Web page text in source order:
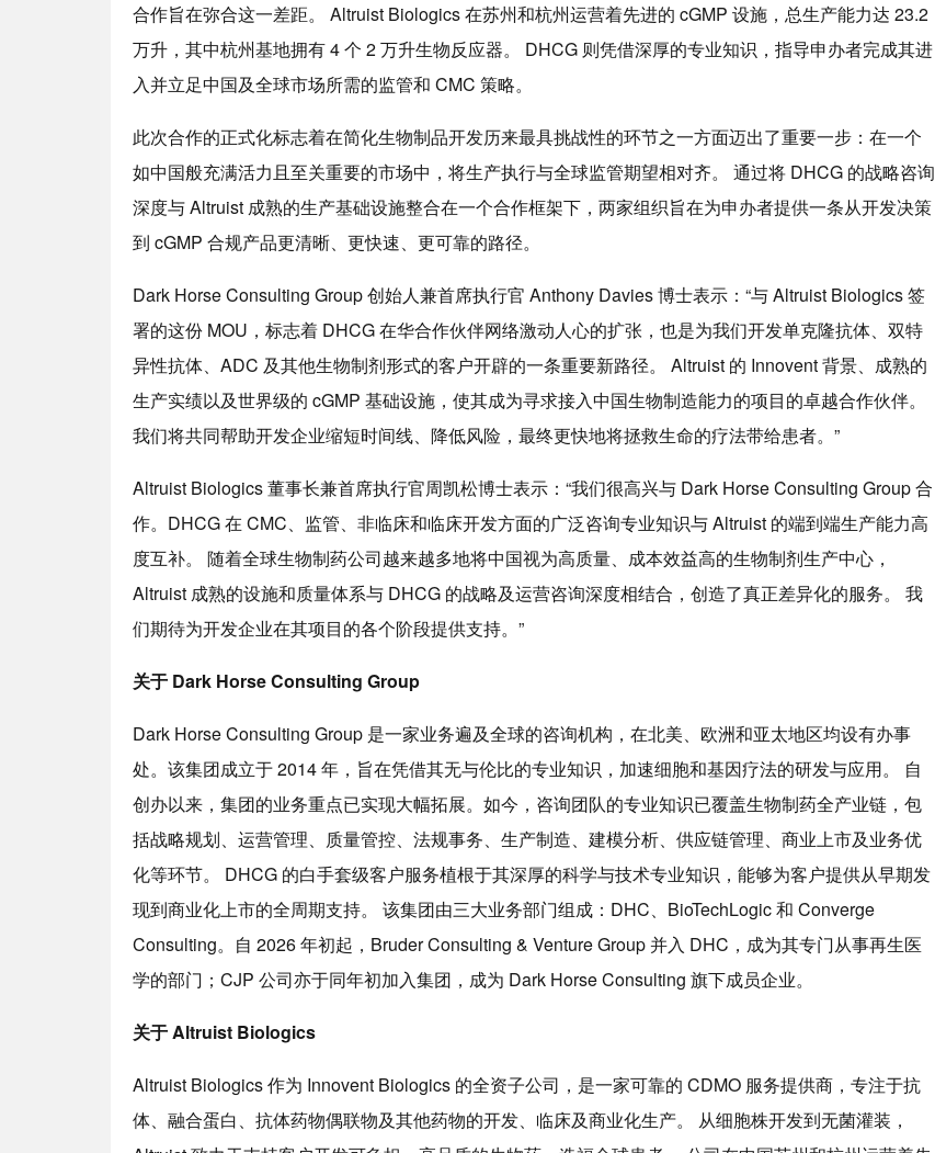
合作旨在弥合这一差距。 Altruist Biologics 在苏州和杭州运营着先进的 cGMP 设施，总生产能力达 23.2
万升，其中杭州基地拥有 4 个 2 万升生物反应器。 DHCG 则凭借深厚的专业知识，指导申办者完成其进
入并立足中国及全球市场所需的监管和 CMC 策略。
此次合作的正式化标志着在简化生物制品开发历来最具挑战性的环节之一方面迈出了重要一步：在一个
如中国般充满活力且至关重要的市场中，将生产执行与全球监管期望相对齐。 通过将 DHCG 的战略咨询
深度与 Altruist 成熟的生产基础设施整合在一个合作框架下，两家组织旨在为申办者提供一条从开发决策
到 cGMP 合规产品更清晰、更快速、更可靠的路径。
Dark Horse Consulting Group 创始人兼首席执行官 Anthony Davies 博士表示：“与 Altruist Biologics 签
署的这份 MOU，标志着 DHCG 在华合作伙伴网络激动人心的扩张，也是为我们开发单克隆抗体、双特
异性抗体、ADC 及其他生物制剂形式的客户开辟的一条重要新路径。 Altruist 的 Innovent 背景、成熟的
生产实绩以及世界级的 cGMP 基础设施，使其成为寻求接入中国生物制造能力的项目的卓越合作伙伴。
我们将共同帮助开发企业缩短时间线、降低风险，最终更快地将拯救生命的疗法带给患者。”
Altruist Biologics 董事长兼首席执行官周凯松博士表示：“我们很高兴与 Dark Horse Consulting Group 合
作。DHCG 在 CMC、监管、非临床和临床开发方面的广泛咨询专业知识与 Altruist 的端到端生产能力高
度互补。 随着全球生物制药公司越来越多地将中国视为高质量、成本效益高的生物制剂生产中心，
Altruist 成熟的设施和质量体系与 DHCG 的战略及运营咨询深度相结合，创造了真正差异化的服务。 我
们期待为开发企业在其项目的各个阶段提供支持。”
关于 Dark Horse Consulting Group
Dark Horse Consulting Group 是一家业务遍及全球的咨询机构，在北美、欧洲和亚太地区均设有办事
处。该集团成立于 2014 年，旨在凭借其无与伦比的专业知识，加速细胞和基因疗法的研发与应用。 自
创办以来，集团的业务重点已实现大幅拓展。如今，咨询团队的专业知识已覆盖生物制药全产业链，包
括战略规划、运营管理、质量管控、法规事务、生产制造、建模分析、供应链管理、商业上市及业务优
化等环节。 DHCG 的白手套级客户服务植根于其深厚的科学与技术专业知识，能够为客户提供从早期发
现到商业化上市的全周期支持。 该集团由三大业务部门组成：DHC、BioTechLogic 和 Converge
Consulting。自 2026 年初起，Bruder Consulting & Venture Group 并入 DHC，成为其专门从事再生医
学的部门；CJP 公司亦于同年初加入集团，成为 Dark Horse Consulting 旗下成员企业。
关于 Altruist Biologics
Altruist Biologics 作为 Innovent Biologics 的全资子公司，是一家可靠的 CDMO 服务提供商，专注于抗
体、融合蛋白、抗体药物偶联物及其他药物的开发、临床及商业化生产。 从细胞株开发到无菌灌装，